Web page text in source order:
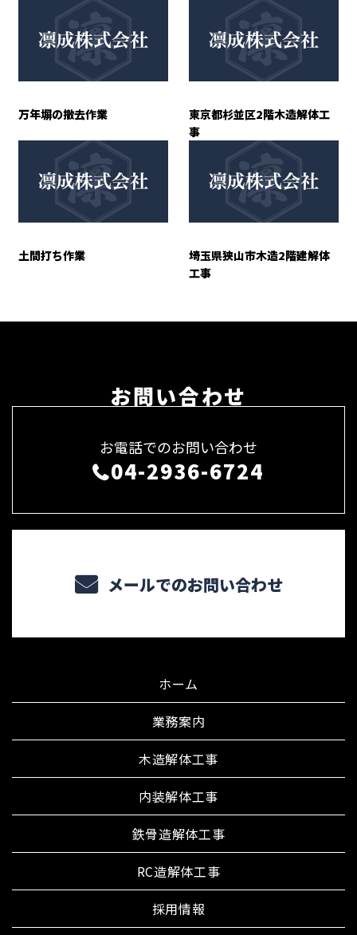
万年塀の撤去作業
東京都杉並区2階木造解体工
事
土間打ち作業
埼玉県狭山市木造2階建解体
工事
お問い合わせ
お電話でのお問い合わせ
04-2936-6724
メールでのお問い合わせ
ホーム
業務案内
木造解体工事
内装解体工事
鉄骨造解体工事
RC造解体工事
採用情報